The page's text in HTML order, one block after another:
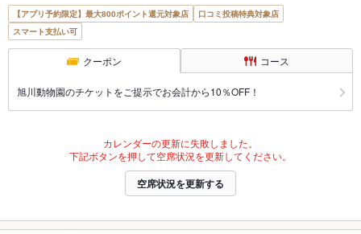
【アプリ予約限定】最大800ポイント還元対象店
口コミ投稿特典対象店
スマート支払い可
クーポン コース
旭川動物園のチケットをご提示でお会計から10％OFF！
カレンダーの更新に失敗しました。
下記ボタンを押して空席状況を更新してください。
空席状況を更新する